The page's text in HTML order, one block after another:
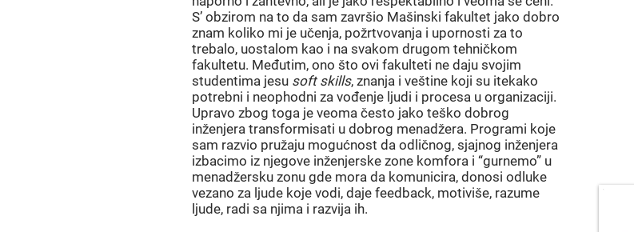
S’ obzirom na to da sam završio Mašinski fakultet jako dobro
znam koliko mi je učenja, požrtvovanja i upornosti za to
trebalo, uostalom kao i na svakom drugom tehničkom
fakultetu. Međutim, ono što ovi fakulteti ne daju svojim
studentima jesu soft skills, znanja i veštine koji su itekako
potrebni i neophodni za vođenje ljudi i procesa u organizaciji.
Upravo zbog toga je veoma često jako teško dobrog
inženjera transformisati u dobrog menadžera. Programi koje
sam razvio pružaju mogućnost da odličnog, sjajnog inženjera
izbacimo iz njegove inženjerske zone komfora i “gurnemo” u
menadžersku zonu gde mora da komunicira, donosi odluke
vezano za ljude koje vodi, daje feedback, motiviše, razume
ljude, radi sa njima i razvija ih.